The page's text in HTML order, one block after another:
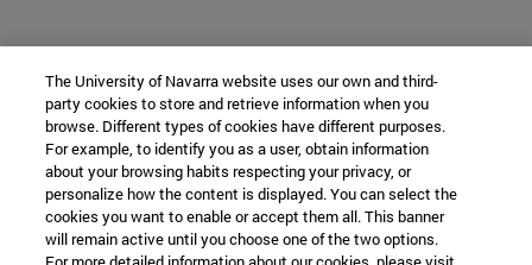
The University of Navarra website uses our own and third-
party cookies to store and retrieve information when you
browse. Different types of cookies have different purposes.
For example, to identify you as a user, obtain information
about your browsing habits respecting your privacy, or
personalize how the content is displayed. You can select the
cookies you want to enable or accept them all. This banner
will remain active until you choose one of the two options.